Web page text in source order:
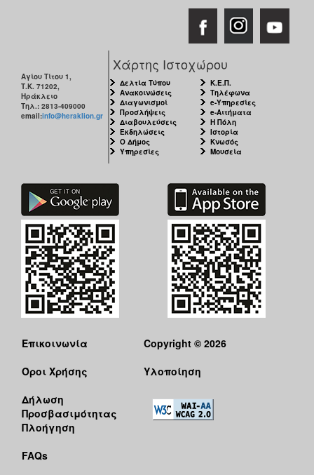
Αγίου Τίτου 1,
Τ.Κ. 71202,
Ηράκλειο
Τηλ.: 2813-409000
email:info@heraklion.gr
Χάρτης Ιστοχώρου
Δελτία Τύπου
Ανακοινώσεις
Διαγωνισμοί
Προσλήψεις
Διαβουλεύσεις
Εκδηλώσεις
Ο Δήμος
Υπηρεσίες
Κ.Ε.Π.
Τηλέφωνα
e-Υπηρεσίες
e-Αιτήματα
Η Πόλη
Ιστορία
Κνωσός
Μουσεία
Επικοινωνία
Όροι Χρήσης
Δήλωση
Προσβασιμότητας
Πλοήγηση
FAQs
Copyright © 2026
Υλοποίηση